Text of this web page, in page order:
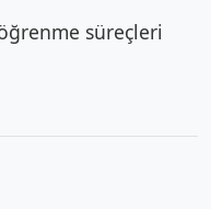
süreçleri